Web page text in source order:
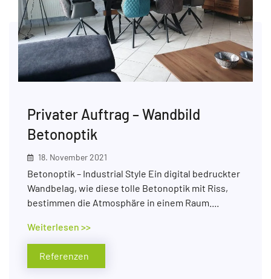
Privater Auftrag – Wandbild
Betonoptik
18. November 2021
Betonoptik – Industrial Style Ein digital bedruckter
Wandbelag, wie diese tolle Betonoptik mit Riss,
bestimmen die Atmosphäre in einem Raum....
Weiterlesen >>
Referenzen